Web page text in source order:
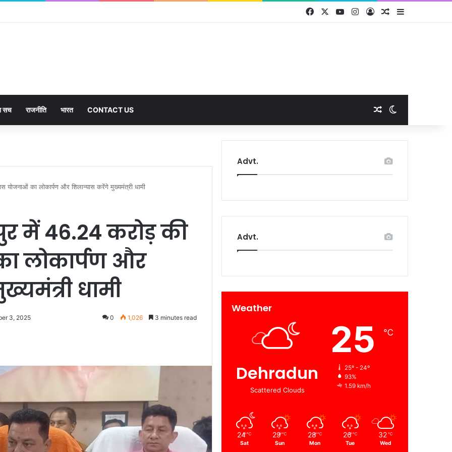
Facebook YouTubeInstagram
Log InRandom Article
सच राजनीति भारत CONTACT US Random Article
योजनाओं का लोकार्पण और शिलान्यास करेंगे मुख्यमंत्री धामी
में 46.24 करोड़ की
लोकार्पण और
धामी
3, 2025 0 1,026 3 minutes read
Advt.
Advt.
Weather
Dehradun
Scattered Clouds
25 ℃
25º - 24º
93%
1.59 km/h
24 ℃
Sat
29 ℃
Sun
28 ℃
Mon
26 ℃
Tue
32 ℃
Wed